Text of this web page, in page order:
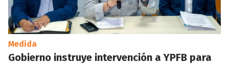
Medida
Gobierno instruye intervención a YPFB para